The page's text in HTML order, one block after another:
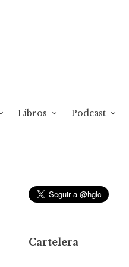
Libros Podcast
Cartelera